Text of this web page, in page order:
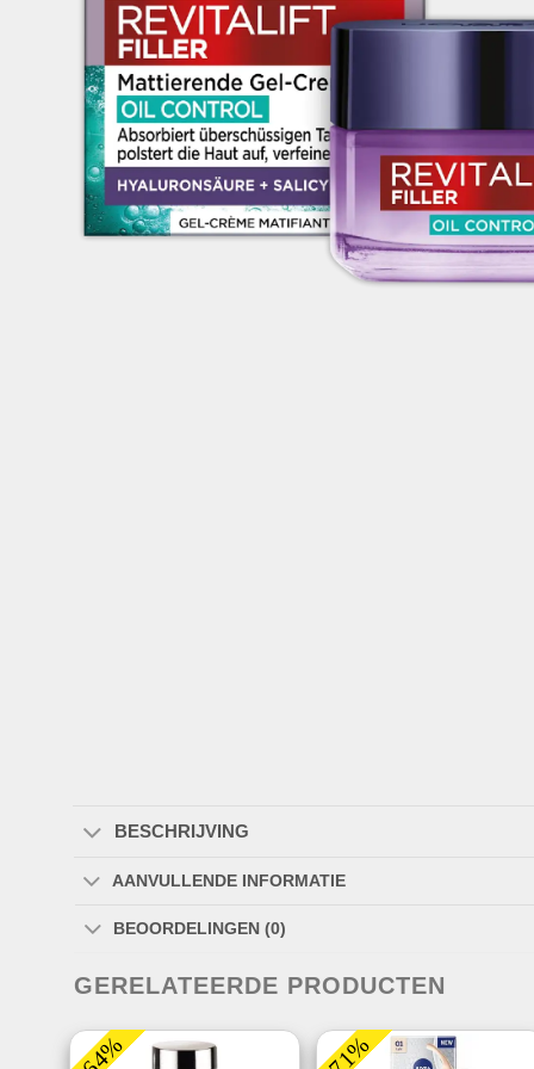
BESCHRIJVING
AANVULLENDE INFORMATIE
BEOORDELINGEN (0)
GERELATEERDE PRODUCTEN